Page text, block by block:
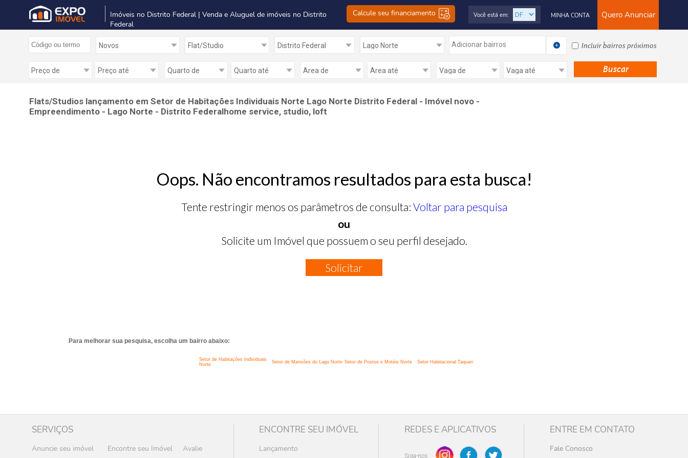
Imóveis no Distrito Federal | Venda e Aluguel de imóveis no Distrito
Federal
Calcule seu financiamento Quero Anunciar
MINHA CONTA
Você está em:
Adicionar bairros Incluir bairros próximos
Flats/Studios lançamento em Setor de Habitações Individuais Norte Lago Norte Distrito Federal - Imóvel novo -
Empreendimento - Lago Norte - Distrito Federalhome service, studio, loft
Oops. Não encontramos resultados para esta busca!
Tente restringir menos os parâmetros de consulta: Voltar para pesquisa
ou
Solicite um Imóvel que possuem o seu perfil desejado.
Solicitar
Para melhorar sua pesquisa, escolha um bairro abaixo:
Setor de Habitações Individuais
Norte
Setor de Mansões do Lago Norte Setor de Postos e Motéis Norte Setor Habitacional Taquari
SERVIÇOS
Anuncie seu imóvel Encontre seu Imóvel Avalie
ENCONTRE SEU IMÓVEL
Lançamento
REDES E APLICATIVOS
Siga-nos
ENTRE EM CONTATO
Fale Conosco